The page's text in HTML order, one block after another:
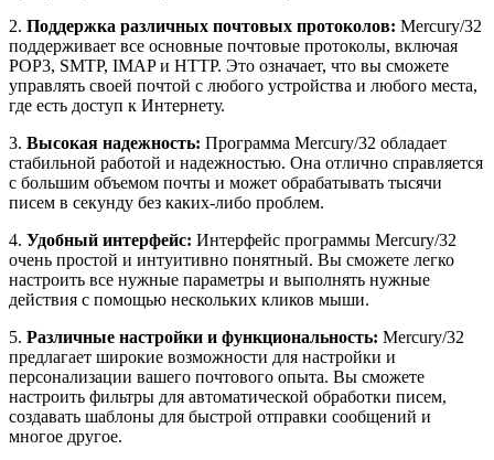
2. Поддержка различных почтовых протоколов: Mercury/32
поддерживает все основные почтовые протоколы, включая
POP3, SMTP, IMAP и HTTP. Это означает, что вы сможете
управлять своей почтой с любого устройства и любого места,
где есть доступ к Интернету.
3. Высокая надежность: Программа Mercury/32 обладает
стабильной работой и надежностью. Она отлично справляется
с большим объемом почты и может обрабатывать тысячи
писем в секунду без каких-либо проблем.
4. Удобный интерфейс: Интерфейс программы Mercury/32
очень простой и интуитивно понятный. Вы сможете легко
настроить все нужные параметры и выполнять нужные
действия с помощью нескольких кликов мыши.
5. Различные настройки и функциональность: Mercury/32
предлагает широкие возможности для настройки и
персонализации вашего почтового опыта. Вы сможете
настроить фильтры для автоматической обработки писем,
создавать шаблоны для быстрой отправки сообщений и
многое другое.